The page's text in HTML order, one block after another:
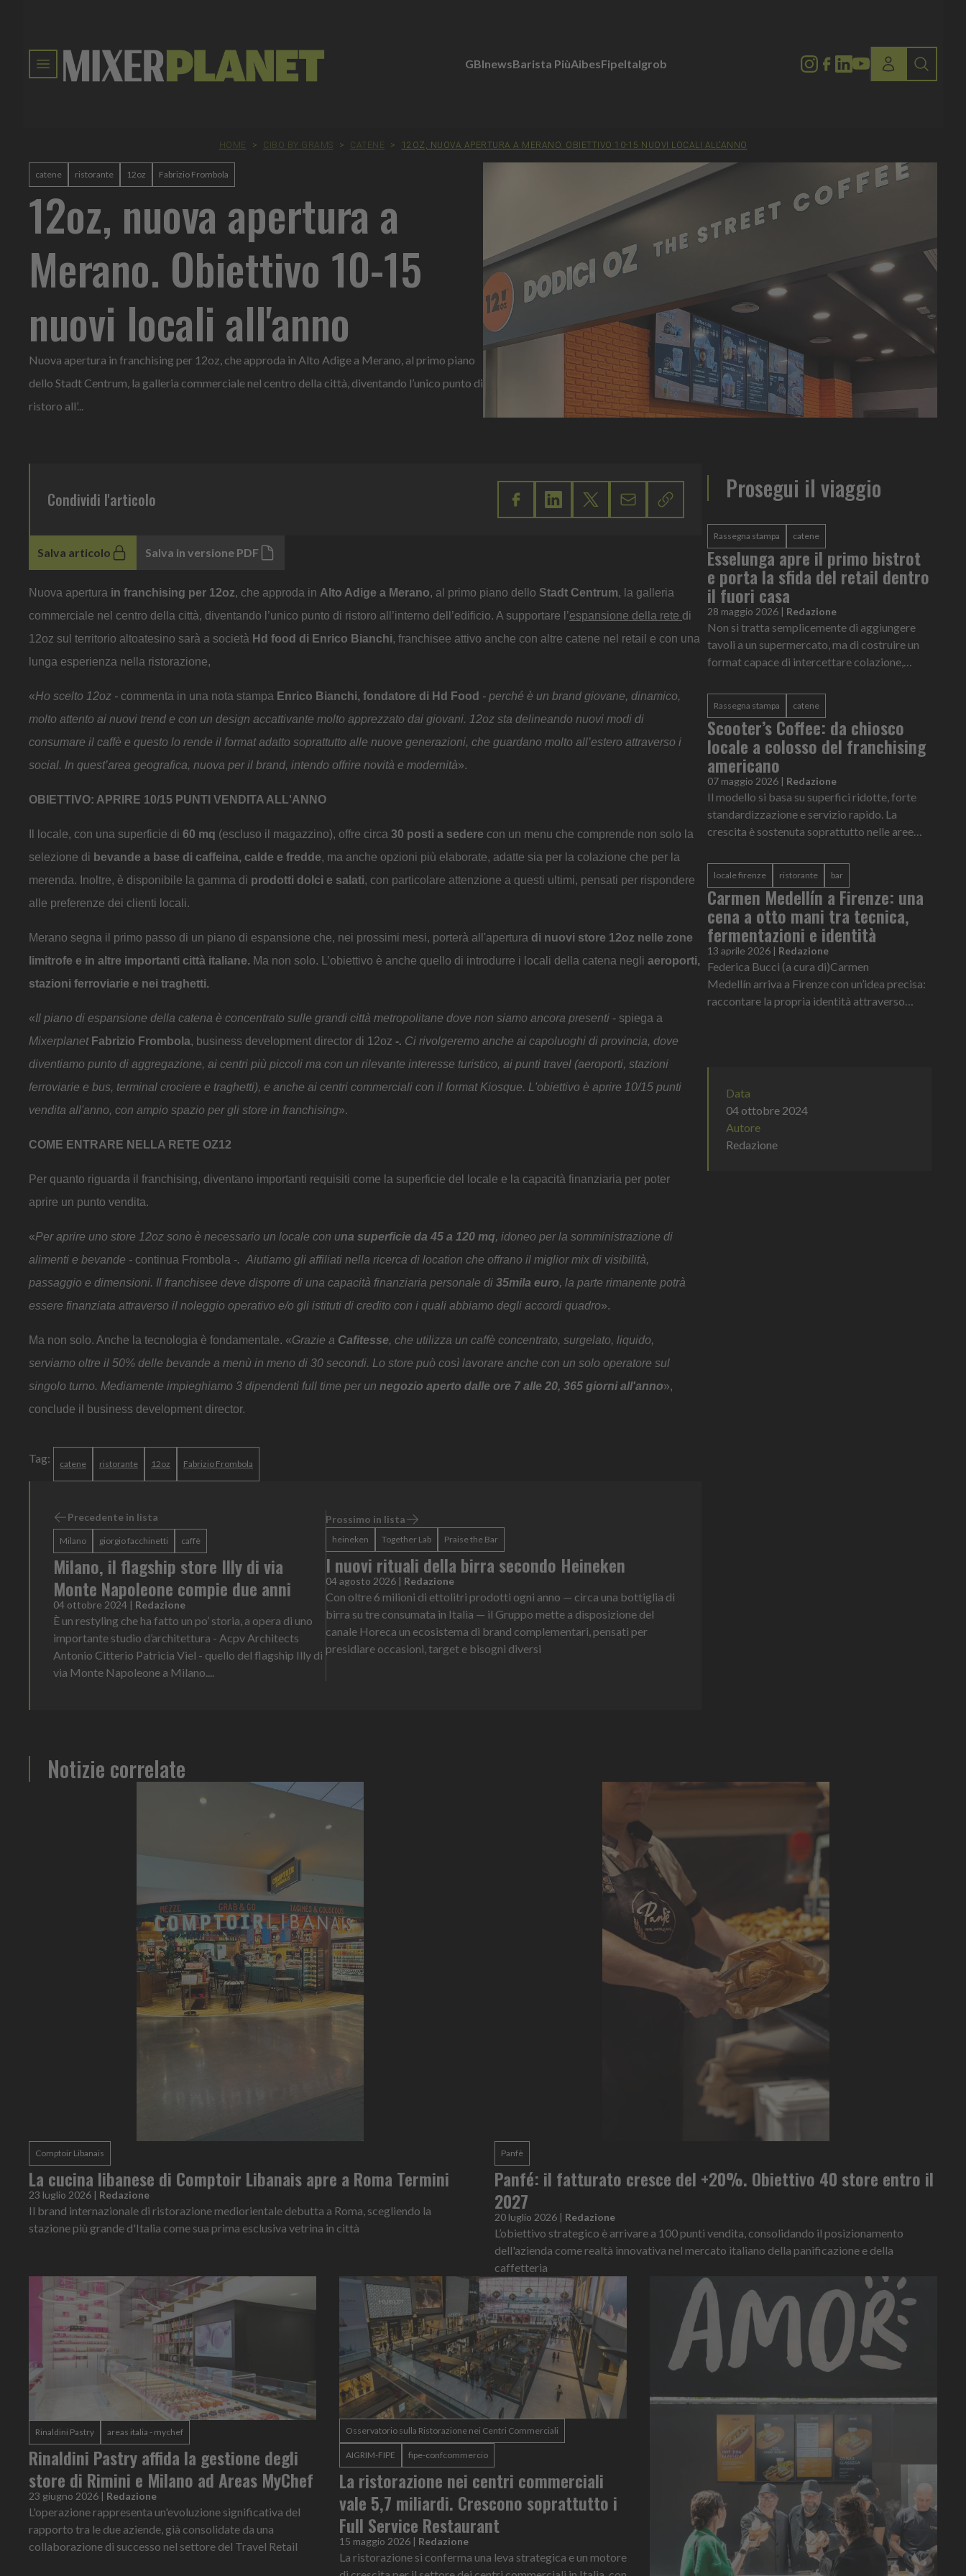
GBInewsBarista PiùAibesFipeItalgrob
HOME > CIBO BY GRAMS > CATENE > 12OZ, NUOVA APERTURA A MERANO. OBIETTIVO 10-15 NUOVI LOCALI ALL'ANNO
catene ristorante 12oz Fabrizio Frombola
12oz, nuova apertura a
Merano. Obiettivo 10-15
nuovi locali all'anno
Nuova apertura in franchising per 12oz, che approda in Alto Adige a Merano, al primo piano
dello Stadt Centrum, la galleria commerciale nel centro della città, diventando l’unico punto di
ristoro all’...
Condividi l'articolo
Salva articolo Salva in versione PDF
Nuova apertura in franchising per 12oz, che approda in Alto Adige a Merano, al primo piano dello Stadt Centrum, la galleria
commerciale nel centro della città, diventando l’unico punto di ristoro all’interno dell’edificio. A supportare l’espansione della rete di
12oz sul territorio altoatesino sarà a società Hd food di Enrico Bianchi, franchisee attivo anche con altre catene nel retail e con una
lunga esperienza nella ristorazione,
«Ho scelto 12oz - commenta in una nota stampa Enrico Bianchi, fondatore di Hd Food - perché è un brand giovane, dinamico,
molto attento ai nuovi trend e con un design accattivante molto apprezzato dai giovani. 12oz sta delineando nuovi modi di
consumare il caffè e questo lo rende il format adatto soprattutto alle nuove generazioni, che guardano molto all’estero attraverso i
social. In quest’area geografica, nuova per il brand, intendo offrire novità e modernità».
OBIETTIVO: APRIRE 10/15 PUNTI VENDITA ALL'ANNO
Il locale, con una superficie di 60 mq (escluso il magazzino), offre circa 30 posti a sedere con un menu che comprende non solo la
selezione di bevande a base di caffeina, calde e fredde, ma anche opzioni più elaborate, adatte sia per la colazione che per la
merenda. Inoltre, è disponibile la gamma di prodotti dolci e salati, con particolare attenzione a questi ultimi, pensati per rispondere
alle preferenze dei clienti locali.
Merano segna il primo passo di un piano di espansione che, nei prossimi mesi, porterà all'apertura di nuovi store 12oz nelle zone
limitrofe e in altre importanti città italiane. Ma non solo. L’obiettivo è anche quello di introdurre i locali della catena negli aeroporti,
stazioni ferroviarie e nei traghetti.
«Il piano di espansione della catena è concentrato sulle grandi città metropolitane dove non siamo ancora presenti - spiega a
MixerplanetFabrizio Frombola, business development director di 12oz -. Ci rivolgeremo anche ai capoluoghi di provincia, dove
diventiamo punto di aggregazione, ai centri più piccoli ma con un rilevante interesse turistico, ai punti travel (aeroporti, stazioni
ferroviarie e bus, terminal crociere e traghetti), e anche ai centri commerciali con il format Kiosque. L'obiettivo è aprire 10/15 punti
vendita all'anno, con ampio spazio per gli store in franchising».
COME ENTRARE NELLA RETE OZ12
Per quanto riguarda il franchising, diventano importanti requisiti come la superficie del locale e la capacità finanziaria per poter
aprire un punto vendita.
«Per aprire uno store 12oz sono è necessario un locale con una superficie da 45 a 120 mq, idoneo per la somministrazione di
alimenti e bevande - continua Frombola -. Aiutiamo gli affiliati nella ricerca di location che offrano il miglior mix di visibilità,
passaggio e dimensioni. Il franchisee deve disporre di una capacità finanziaria personale di 35mila euro, la parte rimanente potrà
essere finanziata attraverso il noleggio operativo e/o gli istituti di credito con i quali abbiamo degli accordi quadro».
Ma non solo. Anche la tecnologia è fondamentale. «Grazie a Cafitesse, che utilizza un caffè concentrato, surgelato, liquido,
serviamo oltre il 50% delle bevande a menù in meno di 30 secondi. Lo store può così lavorare anche con un solo operatore sul
singolo turno. Mediamente impieghiamo 3 dipendenti full time per un negozio aperto dalle ore 7 alle 20, 365 giorni all'anno»,
conclude il business development director.
Tag: catene ristorante 12oz Fabrizio Frombola
Precedente in lista
Milano giorgio facchinetti caffè
Milano, il flagship store Illy di via
Monte Napoleone compie due anni
04 ottobre 2024 | Redazione
È un restyling che ha fatto un po’ storia, a opera di uno
importante studio d’architettura - Acpv Architects
Antonio Citterio Patricia Viel - quello del flagship Illy di
via Monte Napoleone a Milano....
Prossimo in lista
heineken Together Lab Praise the Bar
I nuovi rituali della birra secondo Heineken
04 agosto 2026 | Redazione
Con oltre 6 milioni di ettolitri prodotti ogni anno — circa una bottiglia di
birra su tre consumata in Italia — il Gruppo mette a disposizione del
canale Horeca un ecosistema di brand complementari, pensati per
presidiare occasioni, target e bisogni diversi
Prosegui il viaggio
Rassegna stampa catene
Esselunga apre il primo bistrot
e porta la sfida del retail dentro
il fuori casa
28 maggio 2026 | Redazione
Non si tratta semplicemente di aggiungere
tavoli a un supermercato, ma di costruire un
format capace di intercettare colazione,
quotidiano urbano.
Rassegna stampa catene
Scooter’s Coffee: da chiosco
locale a colosso del franchising
americano
07 maggio 2026 | Redazione
Il modello si basa su superfici ridotte, forte
standardizzazione e servizio rapido. La
crescita è sostenuta soprattutto nelle aree
locale firenze ristorante bar
Carmen Medellín a Firenze: una
cena a otto mani tra tecnica,
fermentazioni e identità
13 aprile 2026 | Redazione
Federica Bucci (a cura di)Carmen
Medellín arriva a Firenze con un’idea precisa:
raccontare la propria identità attraverso
Data
04 ottobre 2024
Autore
Redazione
Notizie correlate
Comptoir Libanais
La cucina libanese di Comptoir Libanais apre a Roma Termini
23 luglio 2026 | Redazione
Il brand internazionale di ristorazione mediorientale debutta a Roma, scegliendo la
stazione più grande d'Italia come sua prima esclusiva vetrina in città
Panfè
Panfé: il fatturato cresce del +20%. Obiettivo 40 store entro il
2027
20 luglio 2026 | Redazione
L’obiettivo strategico è arrivare a 100 punti vendita, consolidando il posizionamento
dell'azienda come realtà innovativa nel mercato italiano della panificazione e della
caffetteria
Rinaldini Pastry areas italia - mychef
Rinaldini Pastry affida la gestione degli
store di Rimini e Milano ad Areas MyChef
23 giugno 2026 | Redazione
L'operazione rappresenta un'evoluzione significativa del
rapporto tra le due aziende, già consolidate da una
collaborazione di successo nel settore del Travel Retail
Osservatorio sulla Ristorazione nei Centri Commerciali
AIGRIM-FIPE fipe-confcommercio
La ristorazione nei centri commerciali
vale 5,7 miliardi. Crescono soprattutto i
Full Service Restaurant
15 maggio 2026 | Redazione
La ristorazione si conferma una leva strategica e un motore